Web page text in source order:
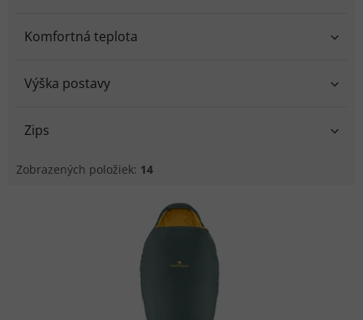
Komfortná teplota
Výška postavy
Zips
Zobrazených položiek: 14